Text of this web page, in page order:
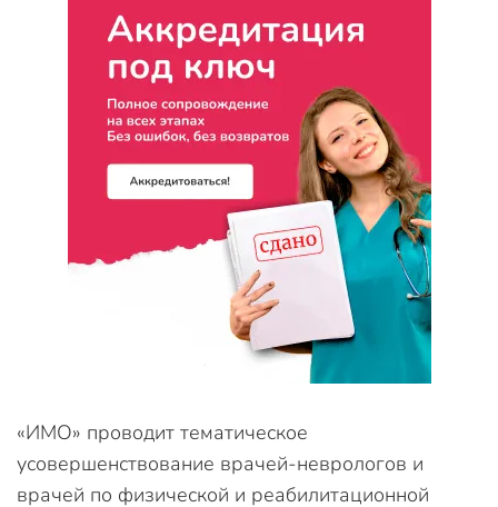
«ИМО» проводит тематическое
усовершенствование врачей-неврологов и
врачей по физической и реабилитационной